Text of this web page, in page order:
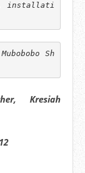
installati
Sh
Kresiah